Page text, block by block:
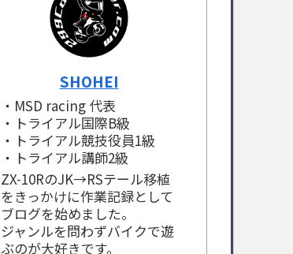
SHOHEI
・MSD racing 代表
・トライアル国際B級
・トライアル競技役員1級
・トライアル講師2級
ZX-10RのJK→RSテール移植
をきっかけに作業記録として
ブログを始めました。
ジャンルを問わずバイクで遊
ぶのが大好きです。